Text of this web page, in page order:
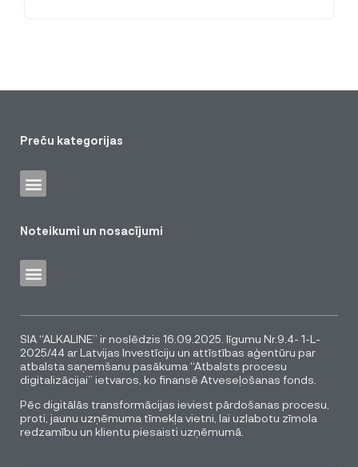
Preču kategorijas
Noteikumi un nosacījumi
SIA “ALKALINE” ir noslēdzis 16.09.2025. līgumu Nr.9.4- 1-L-
2025/44 ar Latvijas Investīciju un attīstības aģentūru par
atbalsta saņemšanu pasākuma “Atbalsts procesu
digitalizācijai” ietvaros, ko finansē Atveseļošanas fonds.
Pēc digitālās transformācijas ieviest pārdošanas procesu,
proti, jaunu uzņēmuma tīmekļa vietni, lai uzlabotu zīmola
redzamību un klientu piesaisti uzņēmumā.